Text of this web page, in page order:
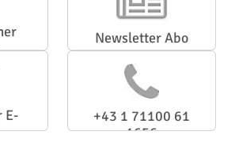
Newsletter Abo
E-
+43 1 71100 61
1656